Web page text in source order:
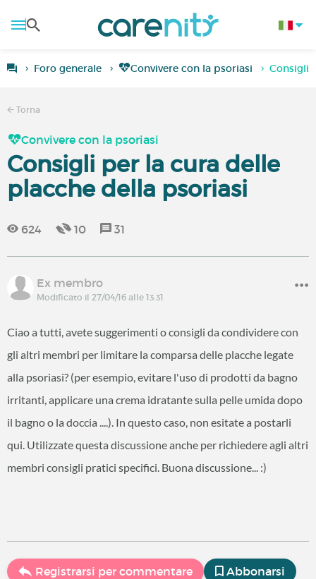
Foro generale Convivere con la psoriasi Consigli
Torna
Convivere con la psoriasi
Consigli per la cura delle
placche della psoriasi
624 10 31
Ex membro
Modificato il 27/04/16 alle 13:31
Ciao a tutti, avete suggerimenti o consigli da condividere con
gli altri membri per limitare la comparsa delle placche legate
alla psoriasi? (per esempio, evitare l'uso di prodotti da bagno
irritanti, applicare una crema idratante sulla pelle umida dopo
il bagno o la doccia ....). In questo caso, non esitate a postarli
qui. Utilizzate questa discussione anche per richiedere agli altri
membri consigli pratici specifici. Buona discussione... :)
Registrarsi per commentare Abbonarsi